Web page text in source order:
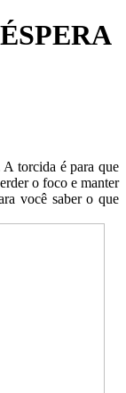
torcida é para que
o foco e manter
você saber o que